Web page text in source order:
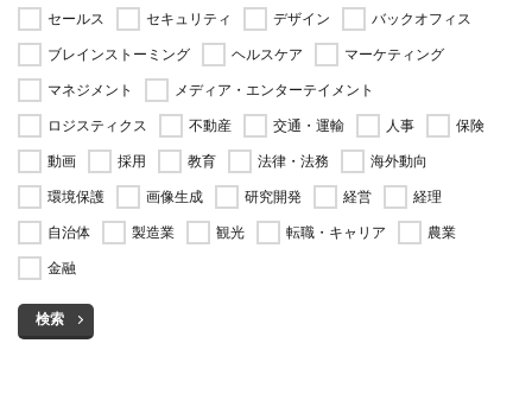
セールス
セキュリティ デザイン
バックオフィス
ブレインストーミング
ヘルスケア
マーケティング
マネジメント
メディア・エンターテイメント
ロジスティクス
不動産 交通・運輸 人事
保険
動画
採用 教育 法律・法務
海外動向
環境保護
画像生成 研究開発 経営
経理
自治体
製造業 観光 転職・キャリア
農業
金融
検索